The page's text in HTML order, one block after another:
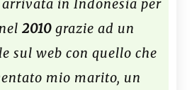
in Indonesia per
2010grazie ad un
sul web con quello che
mio marito, un